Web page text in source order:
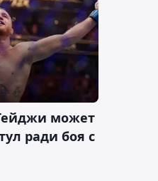
может
ради боя с